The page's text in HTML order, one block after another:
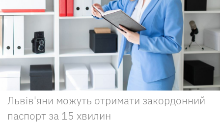
Львів'яни можуть отримати закордонний
паспорт за 15 хвилин